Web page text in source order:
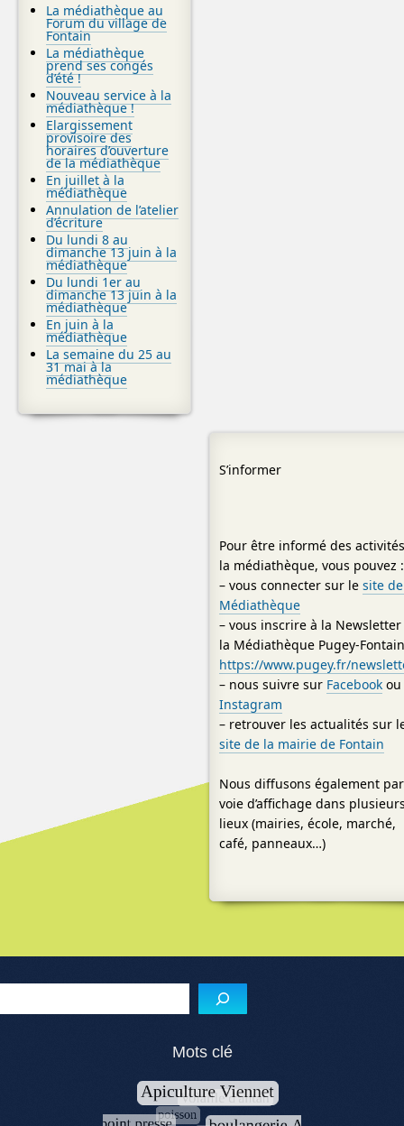
La médiathèque au
Forum du village de
Fontain
La médiathèque
prend ses congés
d’été !
Nouveau service à la
médiathèque !
Elargissement
provisoire des
horaires d’ouverture
de la médiathèque
En juillet à la
médiathèque
Annulation de l’atelier
d’écriture
Du lundi 8 au
dimanche 13 juin à la
médiathèque
Du lundi 1er au
dimanche 13 juin à la
médiathèque
En juin à la
médiathèque
La semaine du 25 au
31 mai à la
médiathèque
S’informer
Pour être informé des
la médiathèque, vous pouvez :
– vous connecter sur lesite
Médiathèque
– vous inscrire à la
la Médiathèque Pugey-
https://www.pugey.fr/
– nous suivre sur Facebook
Instagram
– retrouver les actualités sur
site de la mairie de Fontain
Nous diffusons également par
voie d’affichage dans
lieux (mairies, école, marché,
café, panneaux…)
Mots clé